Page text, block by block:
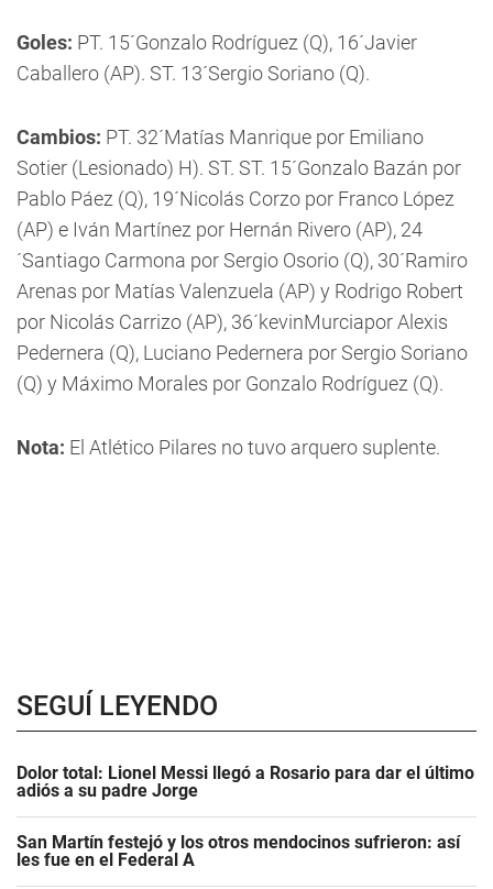
Goles: PT. 15´Gonzalo Rodríguez (Q), 16´Javier
Caballero (AP). ST. 13´Sergio Soriano (Q).
Cambios: PT. 32´Matías Manrique por Emiliano
Sotier (Lesionado) H). ST. ST. 15´Gonzalo Bazán por
Pablo Páez (Q), 19´Nicolás Corzo por Franco López
(AP) e Iván Martínez por Hernán Rivero (AP), 24
´Santiago Carmona por Sergio Osorio (Q), 30´Ramiro
Arenas por Matías Valenzuela (AP) y Rodrigo Robert
por Nicolás Carrizo (AP), 36´kevinMurciapor Alexis
Pedernera (Q), Luciano Pedernera por Sergio Soriano
(Q) y Máximo Morales por Gonzalo Rodríguez (Q).
Nota: El Atlético Pilares no tuvo arquero suplente.
SEGUÍ LEYENDO
Dolor total: Lionel Messi llegó a Rosario para dar el último
adiós a su padre Jorge
San Martín festejó y los otros mendocinos sufrieron: así
les fue en el Federal A